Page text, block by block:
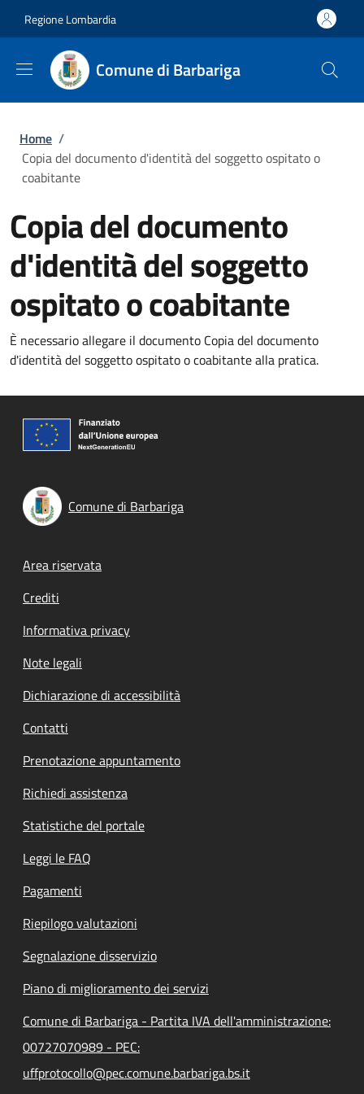
Regione Lombardia
Comune di Barbariga
Briciole di pane
Home /
Copia del documento d'identità del soggetto ospitato o
coabitante
Copia del documento
d'identità del soggetto
ospitato o coabitante
È necessario allegare il documento Copia del documento
d'identità del soggetto ospitato o coabitante alla pratica.
Comune di Barbariga
Footer menu
Area riservata
Crediti
Informativa privacy
Note legali
Dichiarazione di accessibilità
Contatti
Prenotazione appuntamento
Richiedi assistenza
Statistiche del portale
Leggi le FAQ
Pagamenti
Riepilogo valutazioni
Segnalazione disservizio
Piano di miglioramento dei servizi
Comune di Barbariga - Partita IVA dell'amministrazione:
00727070989 - PEC:
uffprotocollo@pec.comune.barbariga.bs.it